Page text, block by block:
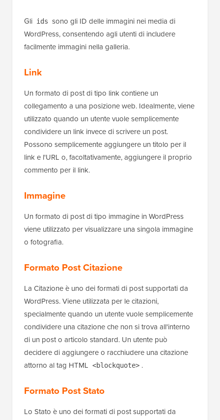
Gli ids sono gli ID delle immagini nei media di
WordPress, consentendo agli utenti di includere
facilmente immagini nella galleria.
Link
Un formato di post di tipo link contiene un
collegamento a una posizione web. Idealmente, viene
utilizzato quando un utente vuole semplicemente
condividere un link invece di scrivere un post.
Possono semplicemente aggiungere un titolo per il
link e l'URL o, facoltativamente, aggiungere il proprio
commento per il link.
Immagine
Un formato di post di tipo immagine in WordPress
viene utilizzato per visualizzare una singola immagine
o fotografia.
Formato Post Citazione
La Citazione è uno dei formati di post supportati da
WordPress. Viene utilizzata per le citazioni,
specialmente quando un utente vuole semplicemente
condividere una citazione che non si trova all'interno
di un post o articolo standard. Un utente può
decidere di aggiungere o racchiudere una citazione
attorno al tag HTML <blockquote> .
Formato Post Stato
Lo Stato è uno dei formati di post supportati da